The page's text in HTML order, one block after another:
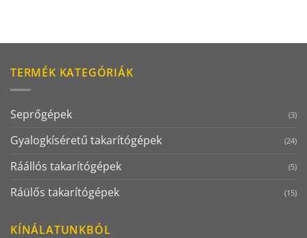
TERMÉK KATEGÓRIÁK
Seprőgépek (3)
Gyalogkíséretű takarítógépek (24)
Ráállós takarítógépek (5)
Ráülős takarítógépek (15)
KÍNÁLATUNKBÓL